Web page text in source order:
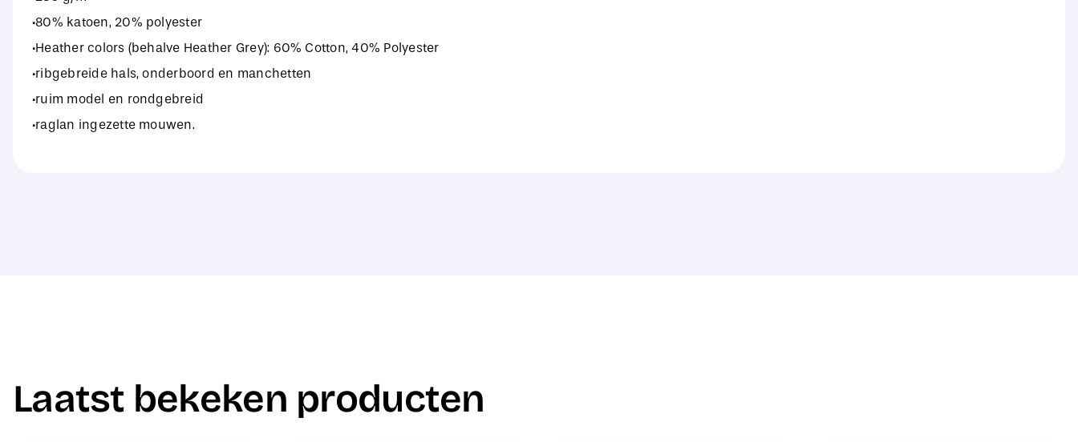
·80% katoen, 20% polyester
·Heather colors (behalve Heather Grey): 60% Cotton, 40% Polyester
·ribgebreide hals, onderboord en manchetten
·ruim model en rondgebreid
·raglan ingezette mouwen.
Laatst bekeken producten